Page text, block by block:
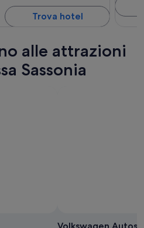
Trova hotel
alle attrazioni
Sassonia
Volkswagen